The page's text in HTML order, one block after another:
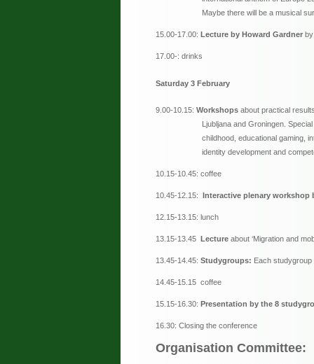
Maybe there will be a musical
15.00-17.00: Lecture by Howard Gardner
17.00-: drinks
Saturday 3 February
9.00-10.15: Workshops about practical
Ljubljana and Groningen. Special
childhood, educational gaming,
identity development and
10.15-10.45: coffee
10.45-12.15: Interactive plenary workshop
12.15-13.15: lunch
13.15-13.45 Lecture about ‘Migration and
13.45-14.45: Studygroups: Each studygroup
14.45-15.15 coffee
15.15-16.30: Presentation by the 8
16.30: Closing the conference
Organisation Committee: